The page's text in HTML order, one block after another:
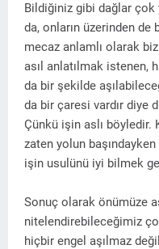
Bildiğiniz gibi dağlar
da, onların üzerinden de
mecaz anlamlı olarak
asıl anlatılmak istenen,
da bir şekilde
da bir çaresi vardır diye
Çünkü işin aslı böyledir.
zaten yolun
işin usulünü iyi bilmek
Sonuç olarak önümüze
nitelendirebileceğimiz
hiçbir engel aşılmaz